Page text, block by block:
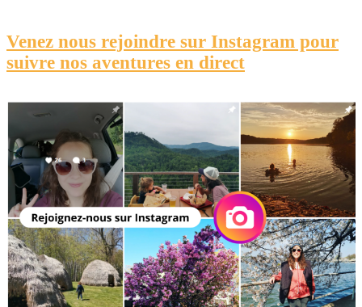
Venez nous rejoindre sur Instagram pour
suivre nos aventures en direct